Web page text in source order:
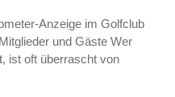
Anzeige im Golfclub
und Gäste Wer
ist oft überrascht von